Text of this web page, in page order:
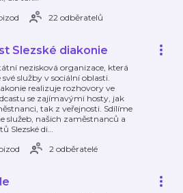
22 odběratelů
Slezské diakonie
nezisková organizace, která
služby v sociální oblasti.
realizuje rozhovory ve
se zajímavými hosty, jak
tak z veřejnosti. Sdílíme
služeb, našich zaměstnanců a
Slezské di…
2 odběratelé